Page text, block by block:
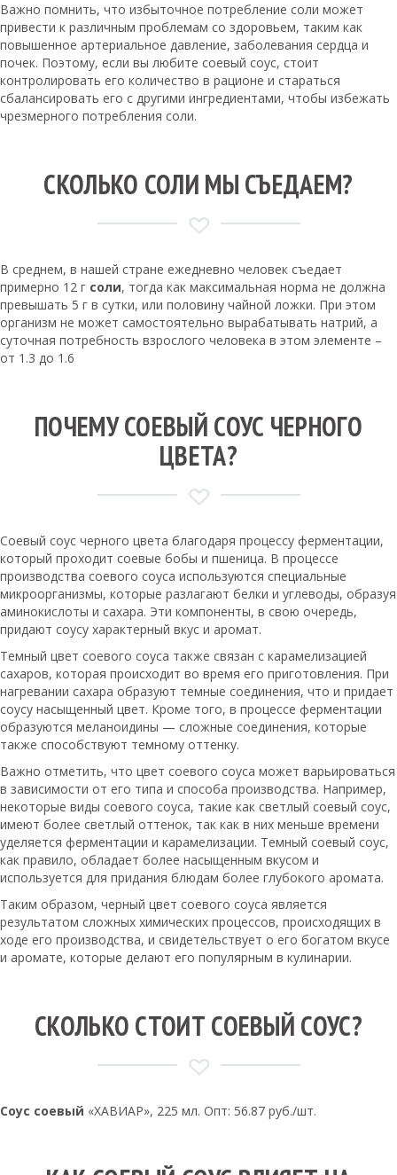
Важно помнить, что избыточное потребление соли может
привести к различным проблемам со здоровьем, таким как
повышенное артериальное давление, заболевания сердца и
почек. Поэтому, если вы любите соевый соус, стоит
контролировать его количество в рационе и стараться
сбалансировать его с другими ингредиентами, чтобы избежать
чрезмерного потребления соли.
СКОЛЬКО СОЛИ МЫ СЪЕДАЕМ?
В среднем, в нашей стране ежедневно человек съедает
примерно 12 г соли, тогда как максимальная норма не должна
превышать 5 г в сутки, или половину чайной ложки. При этом
организм не может самостоятельно вырабатывать натрий, а
суточная потребность взрослого человека в этом элементе –
от 1.3 до 1.6
ПОЧЕМУ СОЕВЫЙ СОУС ЧЕРНОГО
ЦВЕТА?
Соевый соус черного цвета благодаря процессу ферментации,
который проходит соевые бобы и пшеница. В процессе
производства соевого соуса используются специальные
микроорганизмы, которые разлагают белки и углеводы, образуя
аминокислоты и сахара. Эти компоненты, в свою очередь,
придают соусу характерный вкус и аромат.
Темный цвет соевого соуса также связан с карамелизацией
сахаров, которая происходит во время его приготовления. При
нагревании сахара образуют темные соединения, что и придает
соусу насыщенный цвет. Кроме того, в процессе ферментации
образуются меланоидины — сложные соединения, которые
также способствуют темному оттенку.
Важно отметить, что цвет соевого соуса может варьироваться
в зависимости от его типа и способа производства. Например,
некоторые виды соевого соуса, такие как светлый соевый соус,
имеют более светлый оттенок, так как в них меньше времени
уделяется ферментации и карамелизации. Темный соевый соус,
как правило, обладает более насыщенным вкусом и
используется для придания блюдам более глубокого аромата.
Таким образом, черный цвет соевого соуса является
результатом сложных химических процессов, происходящих в
ходе его производства, и свидетельствует о его богатом вкусе
и аромате, которые делают его популярным в кулинарии.
СКОЛЬКО СТОИТ СОЕВЫЙ СОУС?
Соус соевый «ХАВИАР», 225 мл. Опт: 56.87 руб./шт.